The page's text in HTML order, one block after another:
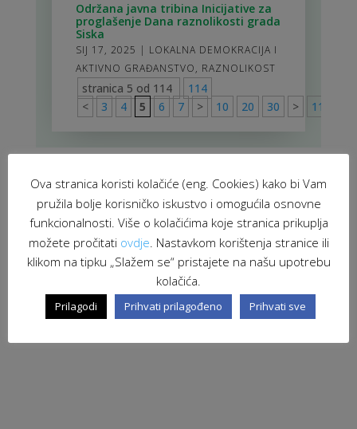
Održana javna tribina Inicijative za
proglašenje Dana raznolikosti grada
Siska
SIJ 17, 2025 | LOKALNA DEMOKRACIJA I
AKTIVNO GRAĐANSTVO, RAZNOLIKOST
stranica 5 od 114
114
<
3 4 5 6 7 > 10 20 30 > 114
Ova stranica koristi kolačiće (eng. Cookies) kako bi Vam
pružila bolje korisničko iskustvo i omogućila osnovne
funkcionalnosti. Više o kolačićima koje stranica prikuplja
možete pročitati ovdje . Nastavkom korištenja stranice ili
klikom na tipku „Slažem se“ pristajete na našu upotrebu
kolačića.
Prilagodi Prihvati prilagođeno Prihvati sve